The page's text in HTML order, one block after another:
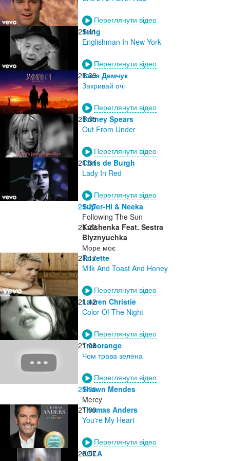
Переглянути відео
21:41
Sting
Englishman In New York
Переглянути відео
21:39
Вася Демчук
Закривай очі
Переглянути відео
21:35
Britney Spears
Out From Under
Переглянути відео
21:31
Chris de Burgh
Lady In Red
Переглянути відео
21:27
Super-Hi & Neeka
Following The Sun
21:22
Kulshenka Feat. Sestra
Blyznyuchka
Море моє
21:17
Roxette
Milk And Toast And Honey
Переглянути відео
21:12
Lauren Christie
Color Of The Night
Переглянути відео
21:08
Treeorange
Чом трава зелена
Переглянути відео
21:05
Shawn Mendes
Mercy
21:00
Thomas Anders
You're My Heart
Переглянути відео
20:57
KOLA